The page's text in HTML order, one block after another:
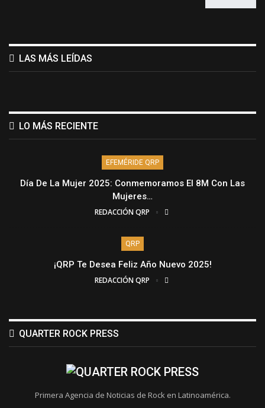
LAS MÁS LEÍDAS
LO MÁS RECIENTE
EFEMÉRIDE QRP
Día De La Mujer 2025: Conmemoramos El 8M Con Las
Mujeres…
REDACCIÓN QRP
QRP
¡QRP Te Desea Feliz Año Nuevo 2025!
REDACCIÓN QRP
QUARTER ROCK PRESS
Primera Agencia de Noticias de Rock en Latinoamérica.